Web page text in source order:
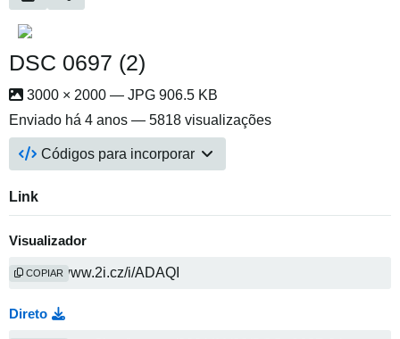
DSC 0697 (2)
3000 × 2000 — JPG 906.5 KB
Enviado há 4 anos — 5818 visualizações
Códigos para incorporar
Link
Visualizador
COPIAR
Direto